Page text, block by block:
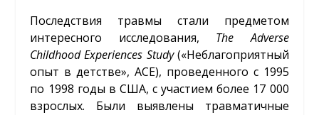
Последствия травмы стали предметом
интересного исследования, The Adverse
Childhood Experiences Study(«Неблагоприятный
опыт в детстве», ACE), проведенного с 1995
по 1998 годы в США, с участием более 17 000
взрослых. Были выявлены травматичные